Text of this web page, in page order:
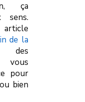
ça
sens.
article
de la
des
vous
pour
bien